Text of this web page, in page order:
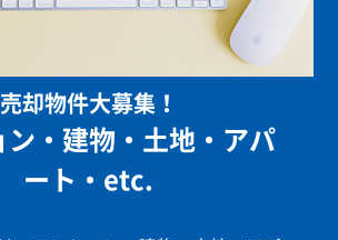
売却物件大募集！
ン・建物・土地・アパ
ート・etc.